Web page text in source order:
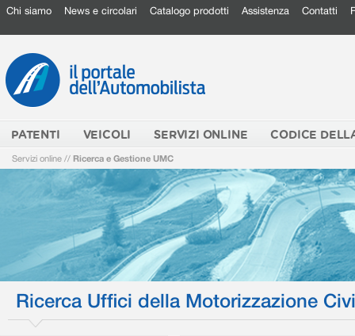
Chi siamo News e circolari Catalogo prodotti Assistenza Contatti
PATENTI VEICOLI SERVIZI ONLINE CODICE
Servizi online // Ricerca e Gestione UMC
Ricerca Uffici della Motorizzazione